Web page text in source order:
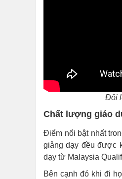
Đôi
Chất lượng giáo
Điểm nổi bật nhất
giảng dạy đều được
dạy từ Malaysia
Bên cạnh đó khi đi